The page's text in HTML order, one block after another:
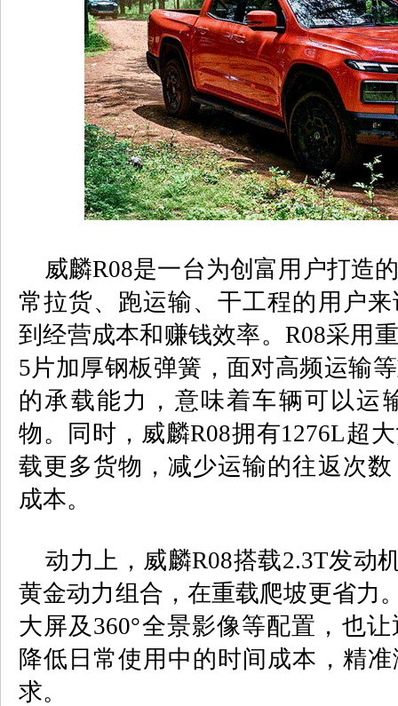
威麟R08是一台为创富用户打造
常拉货、跑运输、干工程的用户
到经营成本和赚钱效率。 R08采用
5片加厚钢板弹簧，面对高频运输
的承载能力，意味着车辆可以运
物。同时，威麟R08拥有1276L超
载更多货物，减少运输的往返次
成本。
动力上，威麟R08搭载2.3T发动
黄金动力组合，在重载爬坡更省力
大屏及 360°全景影像等配置，也
降低日常使用中的时间成本，精
求。